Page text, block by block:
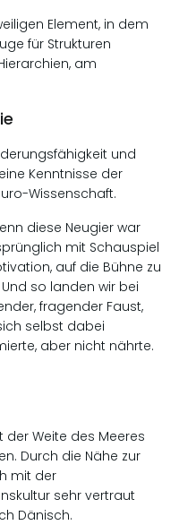
Element, in dem
für Strukturen
am
und
Kenntnisse der
Wissenschaft.
diese Neugier war
mit Schauspiel
auf die Bühne zu
so landen wir bei
fragender Faust,
selbst dabei
aber nicht nährte.
Weite des Meeres
Durch die Nähe zur
mit der
sehr vertraut
Dänisch.